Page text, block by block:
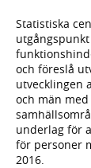
Statistiska
och föreslå
utvecklingen
och män
underlag för
för personer
2016.